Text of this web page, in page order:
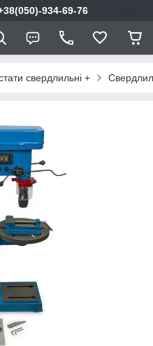
934-69-76
свердлильні +